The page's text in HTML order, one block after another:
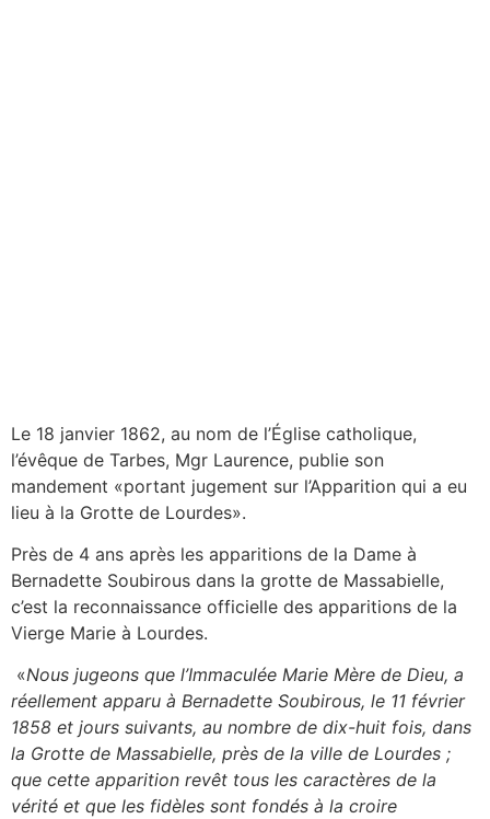
Le 18 janvier 1862, au nom de l’Église catholique,
l’évêque de Tarbes, Mgr Laurence, publie son
mandement «portant jugement sur l’Apparition qui a eu
lieu à la Grotte de Lourdes».
Près de 4 ans après les apparitions de la Dame à
Bernadette Soubirous dans la grotte de Massabielle,
c’est la reconnaissance officielle des apparitions de la
Vierge Marie à Lourdes.
«Nous jugeons que l’Immaculée Marie Mère de Dieu, a
réellement apparu à Bernadette Soubirous, le 11 février
1858 et jours suivants, au nombre de dix-huit fois, dans
la Grotte de Massabielle, près de la ville de Lourdes ;
que cette apparition revêt tous les caractères de la
vérité et que les fidèles sont fondés à la croire